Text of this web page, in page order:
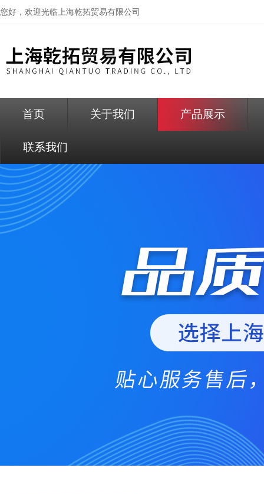
您好，欢迎光临上海乾拓贸易有限公司
首页 关于我们 产品展示
联系我们